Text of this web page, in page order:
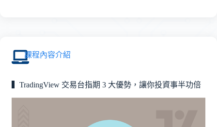
課程內容介紹
▍TradingView 交易台指期 3 大優勢，讓你投資事半功倍